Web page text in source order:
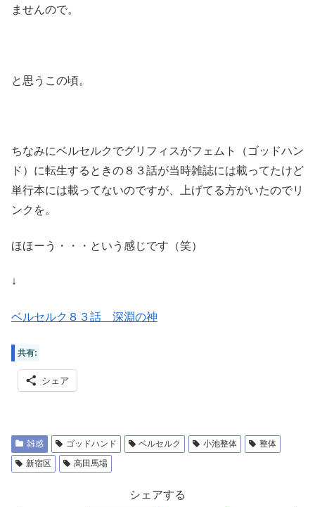
ませんので。
と思うこの頃。
ちなみにベルセルクでグリフィスがフェムト（ゴッドハン
ド）に転生するときの８３話が当時雑誌には載ってたけど
単行本には載ってないのですが、上げてる方がいたのでリ
ンクを。
ほほーう・・・という感じです（笑）
↓
ベルセルク８３話 深淵の神
共有:
シェア
雑感 ゴッドハンド ベルセルク 小池整体
整体
新宿区
高田馬場
シェアする